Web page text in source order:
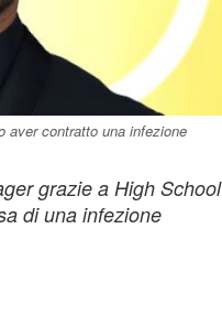
aver contratto una infezione
grazie a High School
di una infezione